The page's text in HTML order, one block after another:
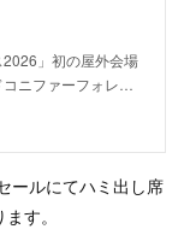
」初の屋外会場
コニファーフォレ…
ールにてハミ出し席
す。